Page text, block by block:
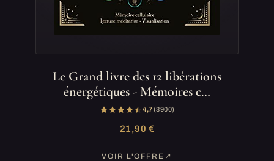
Le Grand livre des 12 libérations
énergétiques - Mémoires c…
4,7(3 900)
21,90 €
VOIR L'OFFRE